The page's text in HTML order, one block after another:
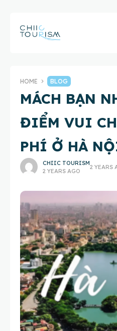
HOME BLOG
MÁCH BẠN
ĐIỂM VUI
PHÍ Ở HÀ
CHIIC TOURISM
2 YEARS AGO
2 YEARS